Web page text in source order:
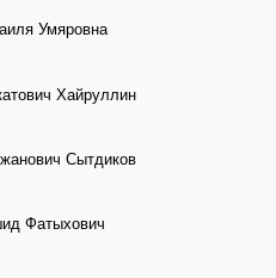
Умяровна
Хайруллин
Сытдиков
Фатыхович